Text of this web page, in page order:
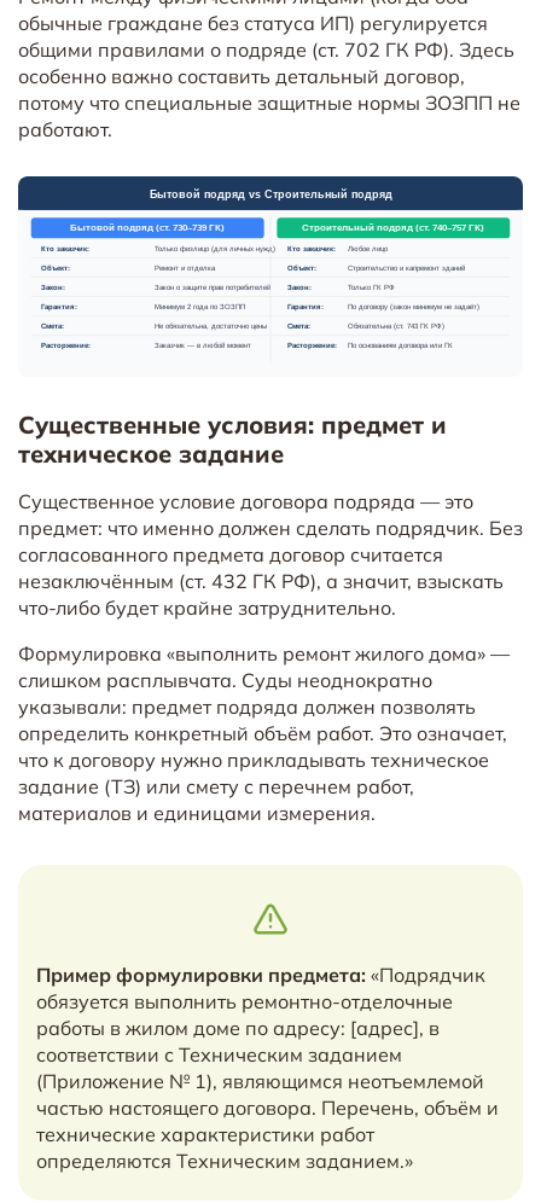
обычные граждане без статуса ИП) регулируется
общими правилами о подряде (ст. 702 ГК РФ). Здесь
особенно важно составить детальный договор,
потому что специальные защитные нормы ЗОЗПП не
работают.
Существенные условия: предмет и
техническое задание
Существенное условие договора подряда — это
предмет: что именно должен сделать подрядчик. Без
согласованного предмета договор считается
незаключённым (ст. 432 ГК РФ), а значит, взыскать
что-либо будет крайне затруднительно.
Формулировка «выполнить ремонт жилого дома» —
слишком расплывчата. Суды неоднократно
указывали: предмет подряда должен позволять
определить конкретный объём работ. Это означает,
что к договору нужно прикладывать техническое
задание (ТЗ) или смету с перечнем работ,
материалов и единицами измерения.
Пример формулировки предмета: «Подрядчик
обязуется выполнить ремонтно-отделочные
работы в жилом доме по адресу: [адрес], в
соответствии с Техническим заданием
(Приложение № 1), являющимся неотъемлемой
частью настоящего договора. Перечень, объём и
технические характеристики работ
определяются Техническим заданием.»